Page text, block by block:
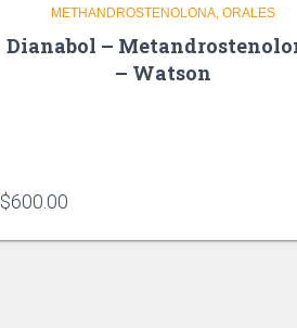
METHANDROSTENOLONA ORALES
Dianabol –
– Watson
$600.00